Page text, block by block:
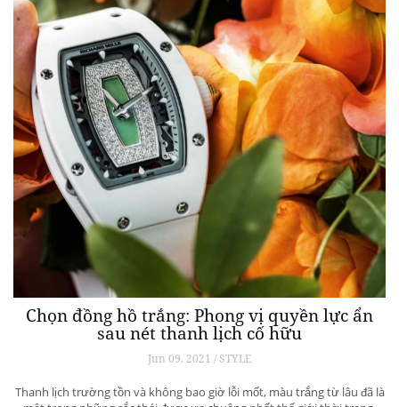
Chọn đồng hồ trắng: Phong vị quyền lực ẩn
sau nét thanh lịch cố hữu
Jun 09, 2021 / STYLE
Thanh lịch trường tồn và không bao giờ lỗi mốt, màu trắng từ lâu đã là